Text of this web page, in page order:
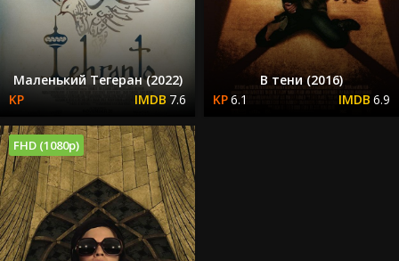
Маленький Тегеран (2022)
7.6
В тени (2016)
6.1
6.9
FHD (1080p)